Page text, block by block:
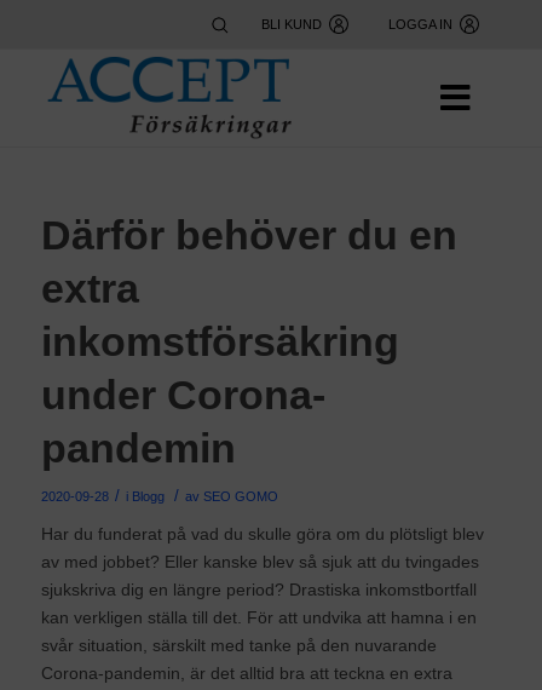
LOGGA IN
BLI KUND
Därför behöver du en
extra
inkomstförsäkring
under Corona-
pandemin
2020-09-28 / i Blogg / av SEO GOMO
Har du funderat på vad du skulle göra om du plötsligt blev
av med jobbet? Eller kanske blev så sjuk att du tvingades
sjukskriva dig en längre period? Drastiska inkomstbortfall
kan verkligen ställa till det. För att undvika att hamna i en
svår situation, särskilt med tanke på den nuvarande
Corona-pandemin, är det alltid bra att teckna en extra